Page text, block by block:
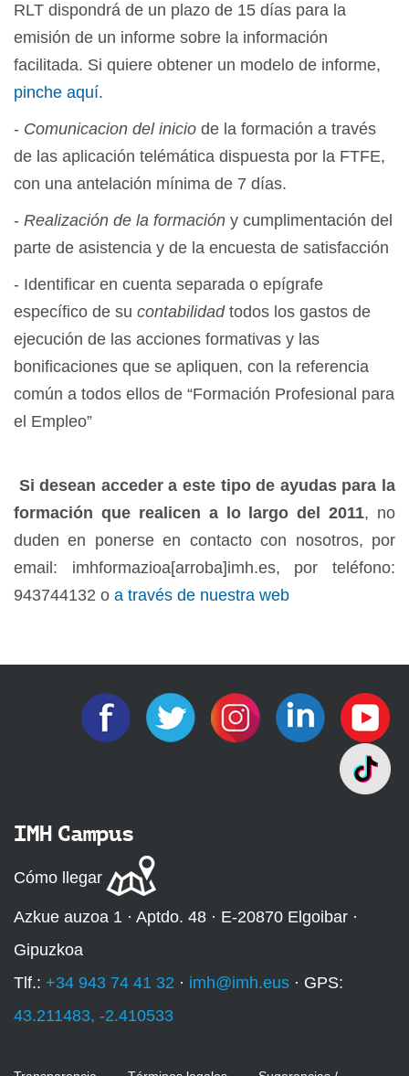
RLT dispondrá de un plazo de 15 días para la
emisión de un informe sobre la información
facilitada. Si quiere obtener un modelo de informe,
pinche aquí.
- Comunicacion del inicio de la formación a través
de las aplicación telémática dispuesta por la FTFE,
con una antelación mínima de 7 días.
- Realización de la formación y cumplimentación del
parte de asistencia y de la encuesta de satisfacción
- Identificar en cuenta separada o epígrafe
específico de su contabilidad todos los gastos de
ejecución de las acciones formativas y las
bonificaciones que se apliquen, con la referencia
común a todos ellos de “Formación Profesional para
el Empleo”
Si desean acceder a este tipo de ayudas para la
formación que realicen a lo largo del 2011, no
duden en ponerse en contacto con nosotros, por
email: imhformazioa[arroba]imh.es, por teléfono:
943744132 o a través de nuestra web
IMH Campus
Cómo llegar
Azkue auzoa 1 · Aptdo. 48 · E-20870 Elgoibar ·
Gipuzkoa
Tlf.: +34 943 74 41 32 · imh@imh.eus · GPS:
43.211483, -2.410533